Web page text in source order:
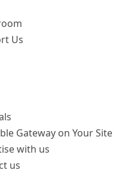
Us
Gateway on Your Site
with us
us